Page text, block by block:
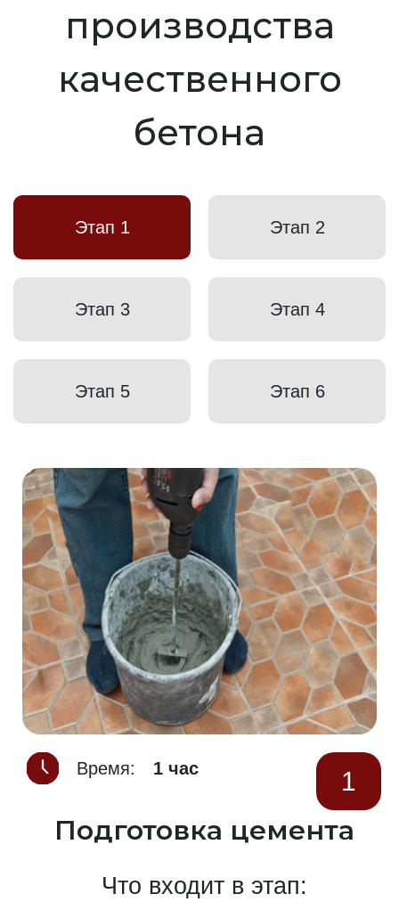
производства
качественного
бетона
Этап 1 Этап 2
Этап 3 Этап 4
Этап 5 Этап 6
Время: 1 час 1
Подготовка цемента
Что входит в этап: